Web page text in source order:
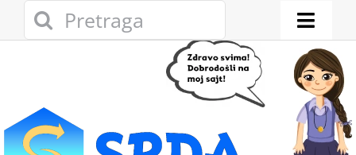
Search
for:
Toggle
Eko adresar